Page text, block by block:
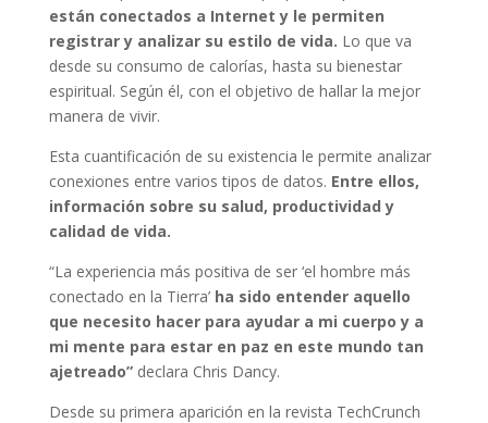
están conectados a Internet y le permiten
registrar y analizar su estilo de vida. Lo que va
desde su consumo de calorías, hasta su bienestar
espiritual. Según él, con el objetivo de hallar la mejor
manera de vivir.
Esta cuantificación de su existencia le permite analizar
conexiones entre varios tipos de datos. Entre ellos,
información sobre su salud, productividad y
calidad de vida.
“La experiencia más positiva de ser ‘el hombre más
conectado en la Tierra’ha sido entender aquello
que necesito hacer para ayudar a mi cuerpo y a
mi mente para estar en paz en este mundo tan
ajetreado”declara Chris Dancy.
Desde su primera aparición en la revista TechCrunch